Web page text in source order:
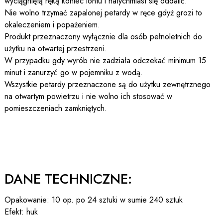
Nie wolno trzymać zapalonej petardy w ręce gdyż grozi to
okaleczeniem i popażeniem.
Produkt przeznaczony wyłącznie dla osób pełnoletnich do
użytku na otwartej przestrzeni.
W przypadku gdy wyrób nie zadziała odczekać minimum 15
minut i zanurzyć go w pojemniku z wodą.
Wszystkie petardy przeznaczone są do użytku zewnętrznego
na otwartym powietrzu i nie wolno ich stosować w
pomieszczeniach zamkniętych.
DANE TECHNICZNE:
Opakowanie: 10 op. po 24 sztuki w sumie 240 sztuk
Efekt: huk